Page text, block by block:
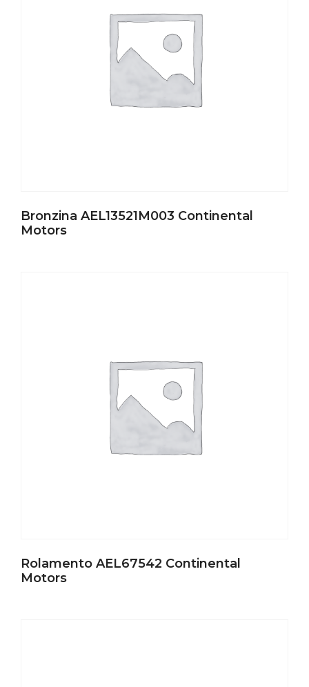
Bronzina AEL13521M003 Continental
Motors
Rolamento AEL67542 Continental
Motors